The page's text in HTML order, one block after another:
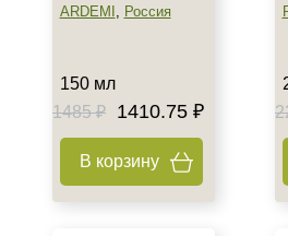
ARDEMI , Россия
150 мл
1485 ₽
1410.75 ₽
В корзину